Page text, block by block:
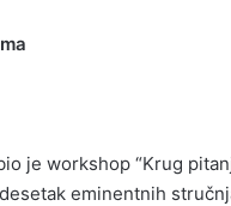
je workshop “Krug
eminentnih